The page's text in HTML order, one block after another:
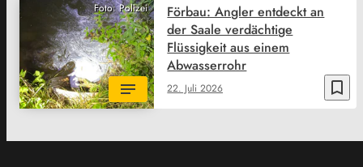
Foto: Polizei
bookmark_border
22. Juli 2026
Förbau: Angler entdeckt an
der Saale verdächtige
Flüssigkeit aus einem
Abwasserrohr